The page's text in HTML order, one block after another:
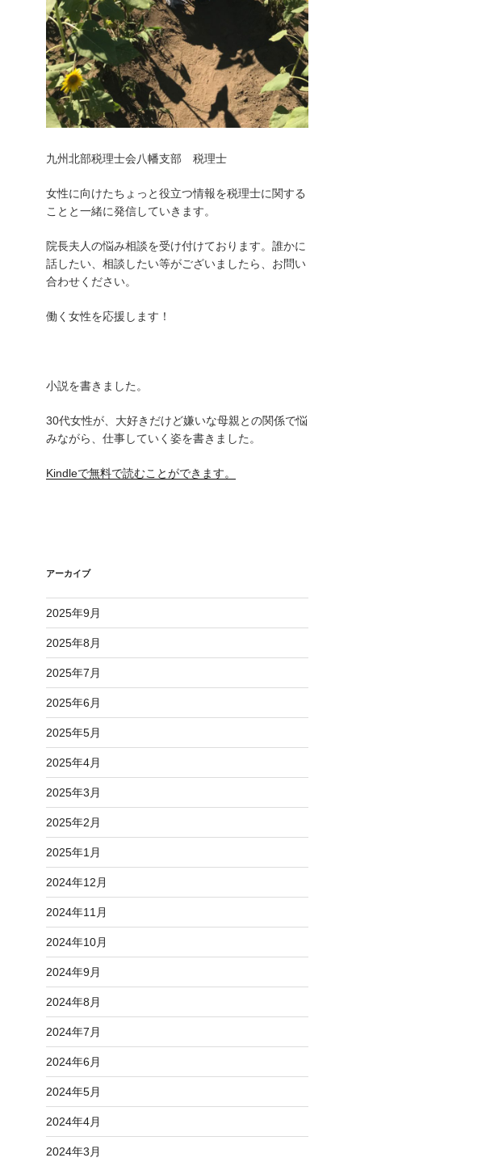
九州北部税理士会八幡支部 税理士
女性に向けたちょっと役立つ情報を税理士に関する
ことと一緒に発信していきます。
院長夫人の悩み相談を受け付けております。誰かに
話したい、相談したい等がございましたら、お問い
合わせください。
働く女性を応援します！
小説を書きました。
30代女性が、大好きだけど嫌いな母親との関係で悩
みながら、仕事していく姿を書きました。
Kindleで無料で読むことができます。
アーカイブ
2025年9月
2025年8月
2025年7月
2025年6月
2025年5月
2025年4月
2025年3月
2025年2月
2025年1月
2024年12月
2024年11月
2024年10月
2024年9月
2024年8月
2024年7月
2024年6月
2024年5月
2024年4月
2024年3月